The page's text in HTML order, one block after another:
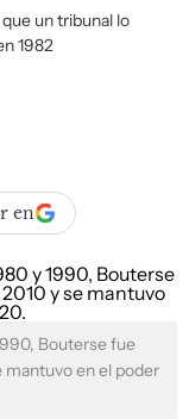
un tribunal lo
1982
en
Bouterse fue
mantuvo en el poder